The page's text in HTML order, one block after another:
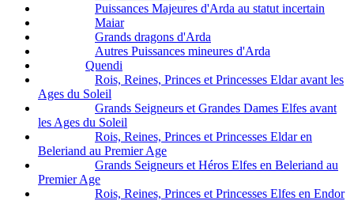
Puissances Majeures d'Arda au statut incertain
Maiar
Grands dragons d'Arda
Autres Puissances mineures d'Arda
Quendi
Rois, Reines, Princes et Princesses Eldar avant les
Ages du Soleil
Grands Seigneurs et Grandes Dames Elfes avant
les Ages du Soleil
Rois, Reines, Princes et Princesses Eldar en
Beleriand au Premier Age
Grands Seigneurs et Héros Elfes en Beleriand au
Premier Age
Rois, Reines, Princes et Princesses Elfes en Endor